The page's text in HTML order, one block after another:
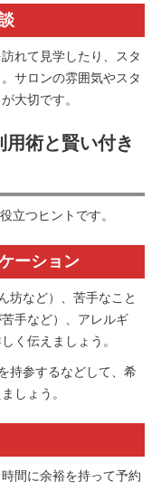
れて見学したり、スタ
サロンの雰囲気やスタ
大切です。
術と賢い付き
立つヒントです。
ーション
坊など）、苦手なこと
手など）、アレルギ
く伝えましょう。
持参するなどして、希
しょう。
間に余裕を持って予約